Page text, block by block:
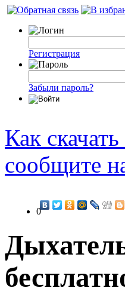
Регистрация
Забыли пароль?
Как
сообщите
0